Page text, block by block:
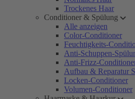
Trockenes Haar
Conditioner & Spülung
Alle anzeigen
Color-Conditioner
Feuchtigkeits-
Anti-Schuppen-
Anti-Frizz-
Aufbau & Reparatur
Locken-Conditioner
Volumen-Conditioner